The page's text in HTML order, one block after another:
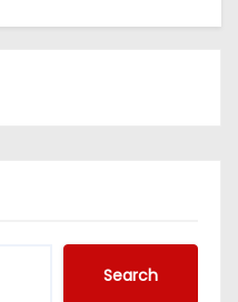
Search